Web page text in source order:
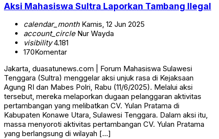
Aksi Mahasiswa Sultra Laporkan Tambang Ilegal
calendar_monthKamis, 12 Jun 2025
account_circleNur Wayda
visibility4.181
170Komentar
Jakarta, duasatunews.com | Forum Mahasiswa Sulawesi
Tenggara (Sultra) menggelar aksi unjuk rasa di Kejaksaan
Agung RI dan Mabes Polri, Rabu (11/6/2025). Melalui aksi
tersebut, mereka melaporkan dugaan pelanggaran aktivitas
pertambangan yang melibatkan CV. Yulan Pratama di
Kabupaten Konawe Utara, Sulawesi Tenggara. Dalam aksi itu,
massa menyoroti aktivitas pertambangan CV. Yulan Pratama
yang berlangsung di wilayah […]